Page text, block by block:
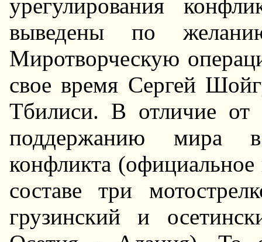
урегулирования
выведены по
Миротворческую
свое время Сергей
Тбилиси. В отличие
поддержанию мира в
конфликта
составе три
грузинский и